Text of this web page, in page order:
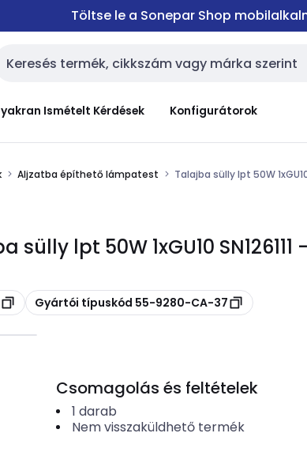
Töltse le a Sonepar Shop
Keresési bemenet
Ismételt Kérdések Konfigurátorok
Aljzatba építhető lámpatest Talajba sülly lpt 50W 1xGU10
lpt 50W 1xGU10 SN126111
Másolás
Gyártói típuskód 55-9280-CA-37
Csomagolás és feltételek
1 darab
Nem visszaküldhető termék